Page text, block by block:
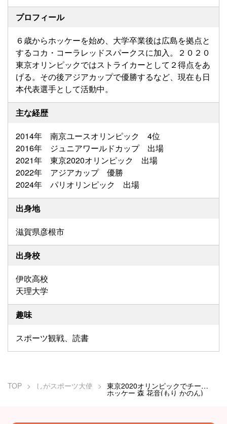
TOP しがスポーツ大使 東京2020オリンピックでチーム内最多得点
ホッケー 森 花音(もり かのん)
プロフィール
６歳からホッケーを始め、大学卒業後は広島を拠点と
するコカ・コーラレッドスパークスに加入。２０２０
東京オリンピックではストライカーとして２得点をあ
げる。その後アジアカップで優勝するなど、現在も日
本代表選手として活動中。
主な経歴
2014年 南京ユースオリンピック 4位
2016年 ジュニアワールドカップ 出場
2021年 東京2020オリンピック 出場
2022年 アジアカップ 優勝
2024年 パリオリンピック 出場
出身地
滋賀県彦根市
出身校
伊吹高校
天理大学
趣味
スポーツ観戦、読書